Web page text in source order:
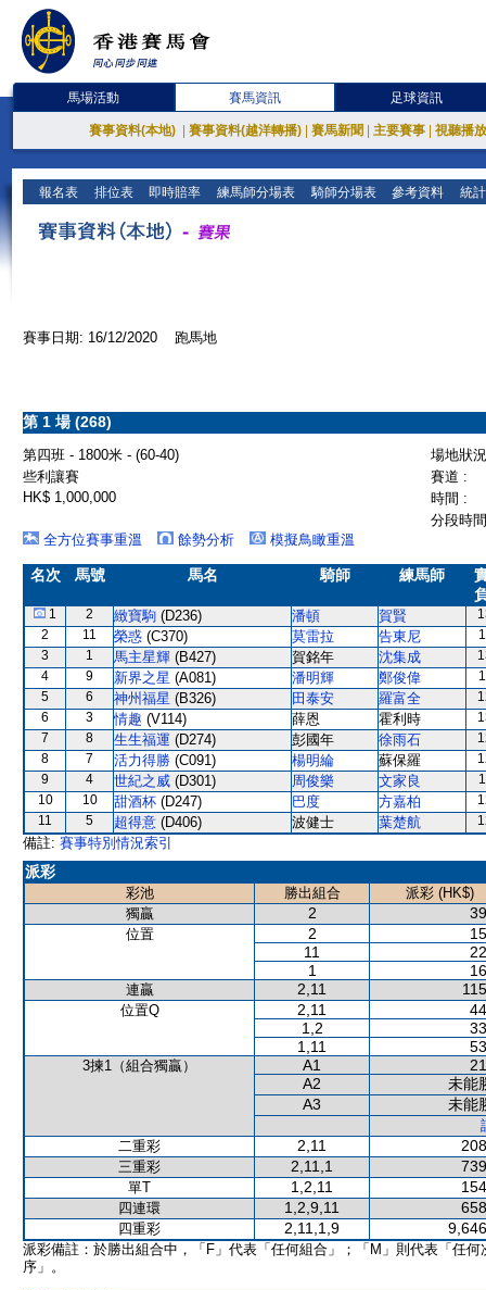
馬場活動 賽馬資訊 足球資訊
賽事資料(本地) 賽事資料(越洋轉播) 賽馬新聞 主要賽事 視聽播
報名表 排位表 即時賠率 練馬師分場表 騎師分場表 參考資料 統
賽事日期: 16/12/2020 跑馬地
第 1 場 (268)
第四班 - 1800米 - (60-40)
場地狀
些利讓賽
賽道 :
HK$ 1,000,000
時間 :
分段時
全方位賽事重溫
餘勢分析 模擬鳥瞰重溫
名次 馬號 馬名 騎師 練馬師
1 2 緻寶駒 (D236) 潘頓 賀賢
2
11 榮惑 (C370) 莫雷拉 告東尼
3
1 馬主星輝 (B427) 賀銘年 沈集成
4
9 新界之星 (A081) 潘明輝 鄭俊偉
5
6 神州福星 (B326) 田泰安 羅富全
6
3 情趣 (V114) 薛恩 霍利時
7
8 生生福運 (D274) 彭國年 徐雨石
8
7 活力得勝 (C091) 楊明綸 蘇保羅
9
4 世紀之威 (D301) 周俊樂 文家良
10
10 甜酒杯 (D247) 巴度 方嘉柏
11
5 超得意 (D406) 波健士 葉楚航
備註: 賽事特別情況索引
派彩
彩池 勝出組合
派彩 (HK$)
獨贏
2
位置 2
11
1
連贏 2,11
位置Q 2,11
1,2
1,11
3揀1（組合獨贏） A1
A2
未能
A3
未能
二重彩
2,11
三重彩 2,11,1
單T 1,2,11
四連環 1,2,9,11
四重彩 2,11,1,9
派彩備註：於勝出組合中，「F」代表「任何組合」；「M」則代表「任何
序」。